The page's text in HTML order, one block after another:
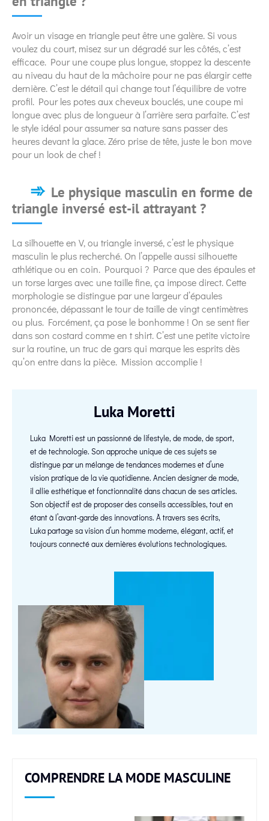
Avoir un visage en triangle peut être une galère. Si vous
voulez du court, misez sur un dégradé sur les côtés, c’est
efficace. Pour une coupe plus longue, stoppez la descente
au niveau du haut de la mâchoire pour ne pas élargir cette
dernière. C’est le détail qui change tout l’équilibre de votre
profil. Pour les potes aux cheveux bouclés, une coupe mi
longue avec plus de longueur à l’arrière sera parfaite. C’est
le style idéal pour assumer sa nature sans passer des
heures devant la glace. Zéro prise de tête, juste le bon move
pour un look de chef !
Le physique masculin en forme de
triangle inversé est-il attrayant ?
La silhouette en V, ou triangle inversé, c’est le physique
masculin le plus recherché. On l’appelle aussi silhouette
athlétique ou en coin. Pourquoi ? Parce que des épaules et
un torse larges avec une taille fine, ça impose direct. Cette
morphologie se distingue par une largeur d’épaules
prononcée, dépassant le tour de taille de vingt centimètres
ou plus. Forcément, ça pose le bonhomme ! On se sent fier
dans son costard comme en t shirt. C’est une petite victoire
sur la routine, un truc de gars qui marque les esprits dès
qu’on entre dans la pièce. Mission accomplie !
Luka Moretti
Luka Moretti est un passionné de lifestyle, de mode, de sport,
et de technologie. Son approche unique de ces sujets se
distingue par un mélange de tendances modernes et d’une
vision pratique de la vie quotidienne. Ancien designer de mode,
il allie esthétique et fonctionnalité dans chacun de ses articles.
Son objectif est de proposer des conseils accessibles, tout en
étant à l’avant-garde des innovations. À travers ses écrits,
Luka partage sa vision d’un homme moderne, élégant, actif, et
toujours connecté aux dernières évolutions technologiques.
COMPRENDRE LA MODE MASCULINE